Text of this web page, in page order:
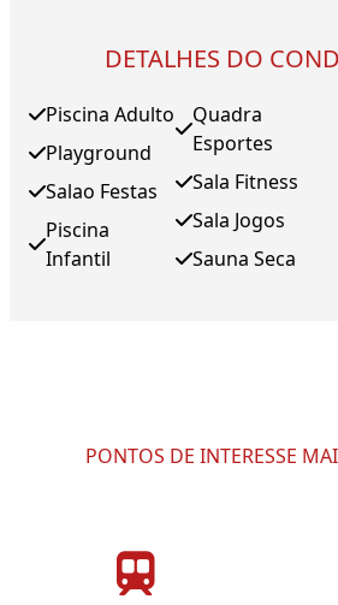
DETALHES DO
Piscina Adulto
Playground
Salao Festas
Piscina
Infantil
Quadra
Esportes
Sala Fitness
Sala Jogos
Sauna Seca
PONTOS DE INTERESSE